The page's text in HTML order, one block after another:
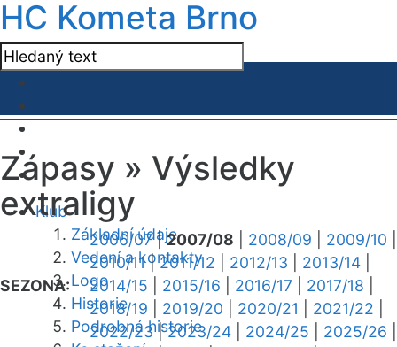
HC Kometa Brno
Klub
Základní údaje
Vedení a kontakty
Logo
Historie
Podrobná historie
Zápasy » Výsledky
extraligy
SEZONA:
2006/07|2007/08 2008/09 2009/10
2010/11|2011/12 2012/13 2013/14
2014/15
2015/16 2016/17 2017/18
2018/19
2019/20 2020/21 2021/22
2022/23|2023/24 2024/25 2025/26